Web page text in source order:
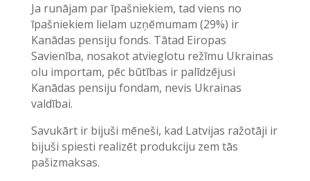
Ja runājam par īpašniekiem, tad viens no
īpašniekiem lielam uzņēmumam (29%) ir
Kanādas pensiju fonds. Tātad Eiropas
Savienība, nosakot atvieglotu režīmu Ukrainas
olu importam, pēc būtības ir palīdzējusi
Kanādas pensiju fondam, nevis Ukrainas
valdībai.
Savukārt ir bijuši mēneši, kad Latvijas ražotāji ir
bijuši spiesti realizēt produkciju zem tās
pašizmaksas.